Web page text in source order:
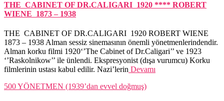
THE CABINET OF DR.CALIGARI 1920 **** ROBERT
WIENE 1873 – 1938
THE CABINET OF DR.CALIGARI 1920 ROBERT WIENE
1873 – 1938 Alman sessiz sinemasının önemli yönetmenlerindendir.
Alman korku filmi 1920‘’The Cabinet of Dr.Caligari’’ ve 1923
‘’Raskolnikow’’ ile ünlendi. Ekspresyonist (dışa vurumcu) Korku
filmlerinin ustası kabul edilir. Nazi’lerin Devamı
500 YÖNETMEN (1939’dan evvel doğmuş)